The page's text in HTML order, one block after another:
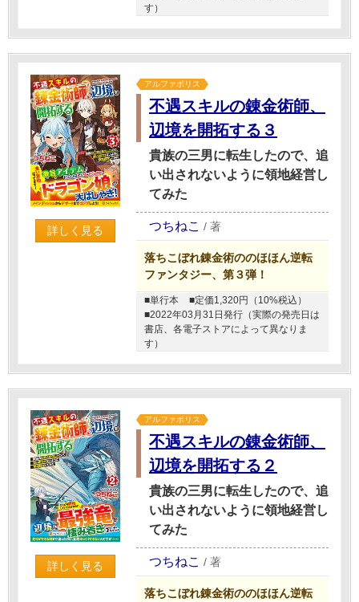
す）
詳しく見る
アルファポリス
不遇スキルの錬金術師、
辺境を開拓する３
貴族の三男に転生したので、追
い出されないように領地経営し
てみた
つちねこ / 著
落ちこぼれ錬金術ののほほん逆転
ファンタジー、第３弾！
■単行本
■定価1,320円（10%税込）
■2022年03月31日発行（実際の発売日は
書店、各電子ストアによって異なりま
す）
詳しく見る
アルファポリス
不遇スキルの錬金術師、
辺境を開拓する２
貴族の三男に転生したので、追
い出されないように領地経営し
てみた
つちねこ / 著
落ちこぼれ錬金術ののほほん逆転